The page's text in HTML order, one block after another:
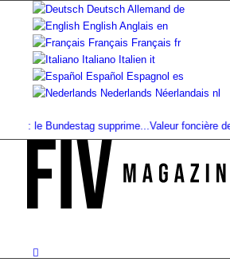
Deutsch Allemand de
English Anglais en
Français Français fr
Italiano Italien it
Español Espagnol es
Nederlands Néerlandais nl
: le Bundestag supprime...Valeur foncière de